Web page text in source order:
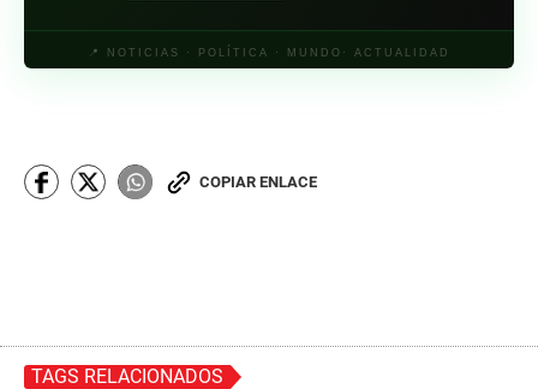
📍 NOTICIAS · POLÍTICA · MUNDO· ACTUALIDAD
COPIAR ENLACE
TAGS RELACIONADOS